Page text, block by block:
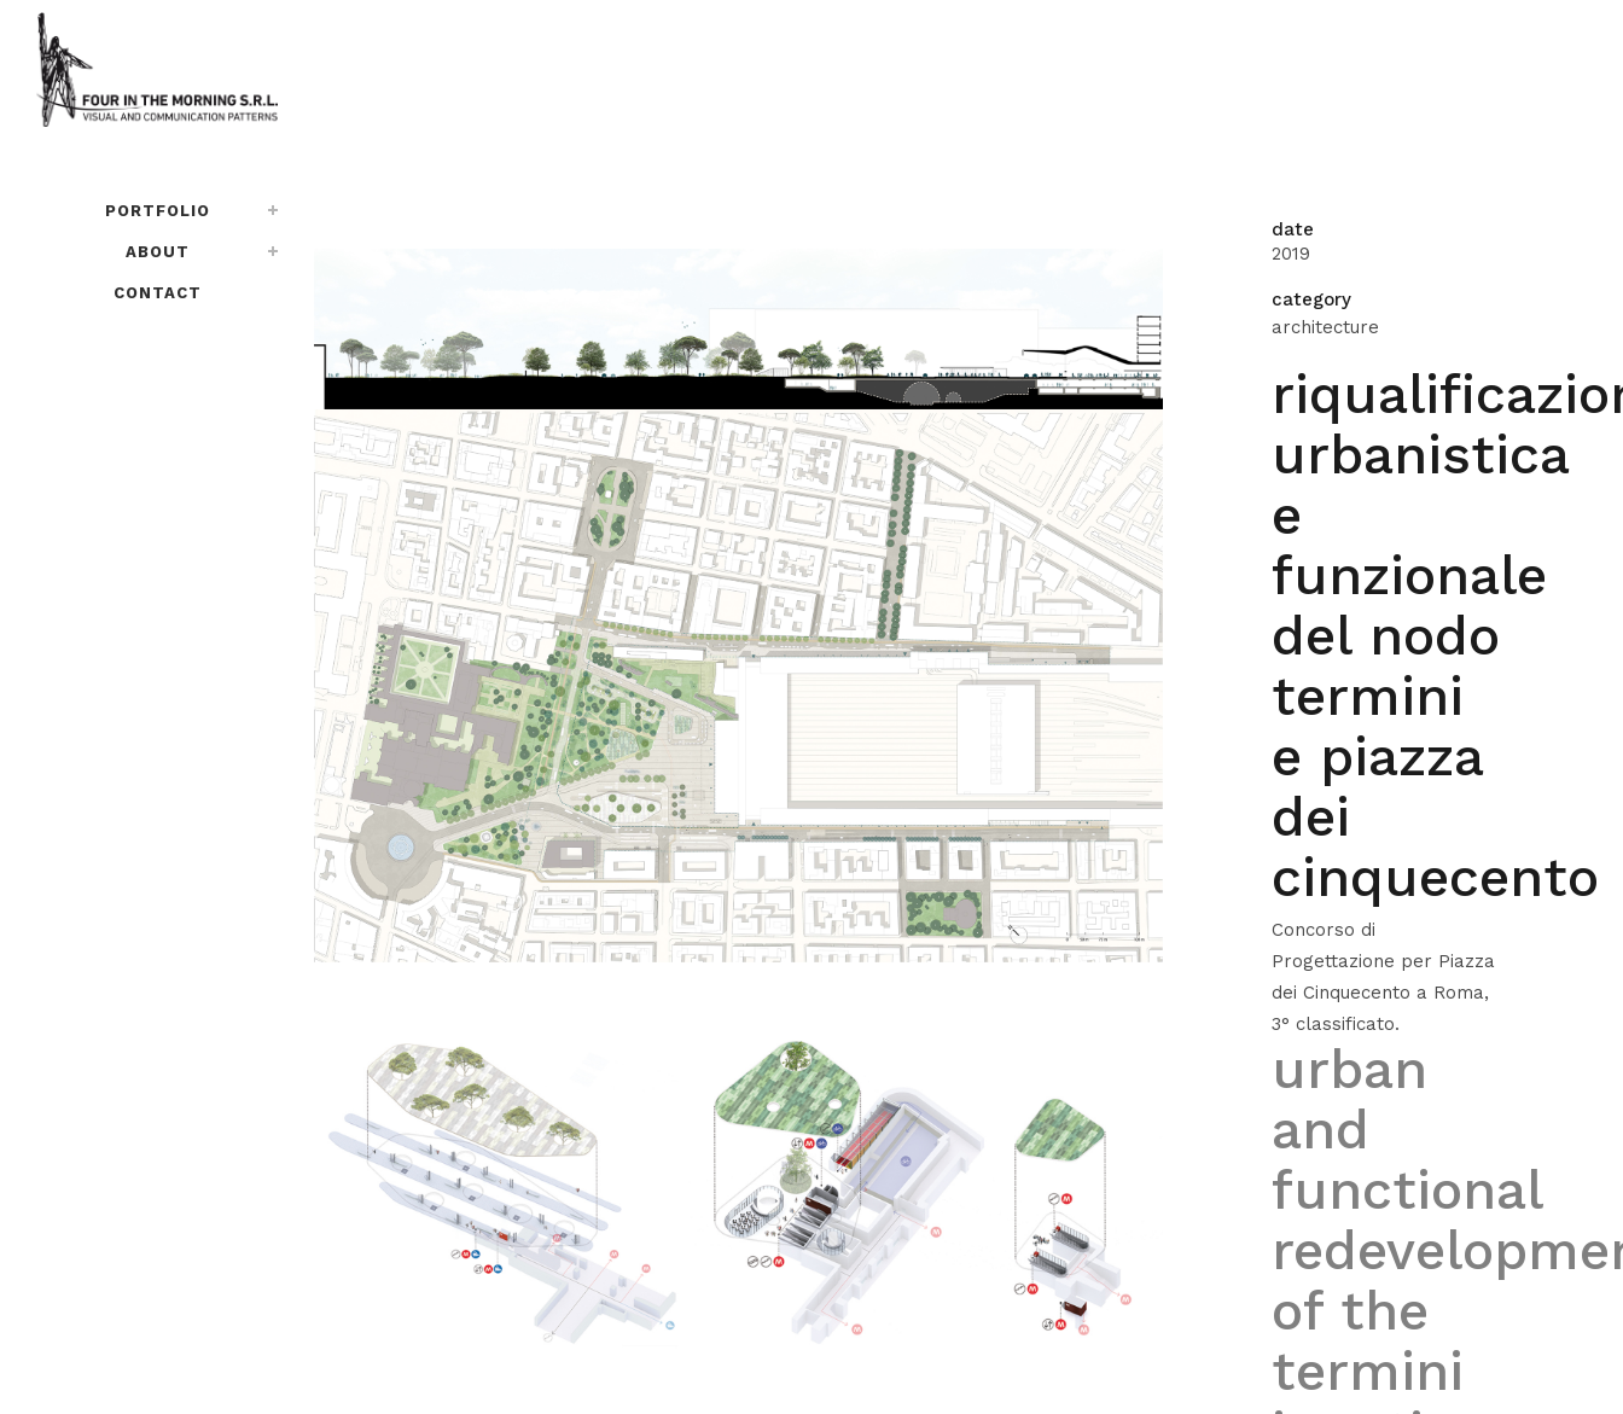
PORTFOLIO
ABOUT
CONTACT
date
2019
category
architecture
urbanistica
e
funzionale
del nodo
termini
e piazza
dei
cinquecento
Concorso di
Progettazione per Piazza
dei Cinquecento a Roma,
3° classificato.
urban
and
functional
of the
termini